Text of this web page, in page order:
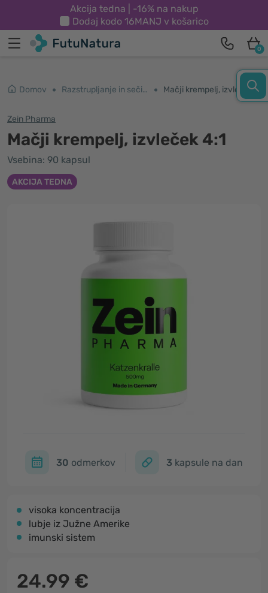
Akcija tedna | -16% na nakup
Dodaj kodo 16MANJ v košarico
0
Domov Razstrupljanje in sečila Mačji krempelj, izvleček 4:1
Zein Pharma
Mačji krempelj, izvleček 4:1
Vsebina: 90 kapsul
AKCIJA TEDNA
30 odmerkov 3 kapsule na dan
visoka koncentracija
lubje iz Južne Amerike
imunski sistem
24.99 €